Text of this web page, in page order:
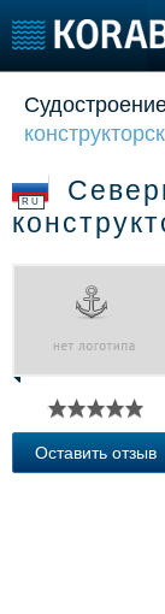
Судостроение
Пульс
Компании
Репутация
Крюинг
Журнал
Реклама
Конференции
Выставки и
Личности
RU
Оставить отзыв